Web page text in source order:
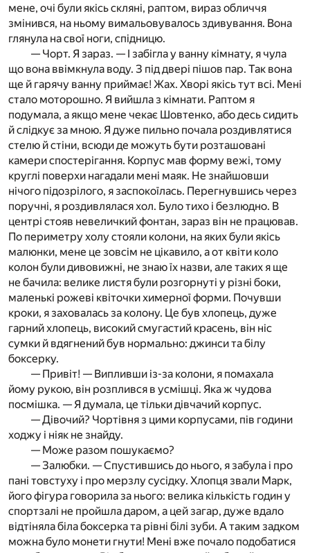
мене, очі були якісь скляні, раптом, вираз обличчя
змінився, на ньому вимальовувалось здивування. Вона
глянула на свої ноги, спідницю.
— Чорт. Я зараз. — І забігла у ванну кімнату, я чула
що вона ввімкнула воду. З під двері пішов пар. Так вона
ще й гарячу ванну приймає! Жах. Хворі якісь тут всі. Мені
стало моторошно. Я вийшла з кімнати. Раптом я
подумала, а якщо мене чекає Шовтенко, або десь сидить
й слідкує за мною. Я дуже пильно почала роздивлятися
стелю й стіни, всюди де можуть бути розташовані
камери спостерігання. Корпус мав форму вежі, тому
круглі поверхи нагадали мені маяк. Не знайшовши
нічого підозрілого, я заспокоїлась. Перегнувшись через
поручні, я роздивлялася хол. Було тихо і безлюдно. В
центрі стояв невеличкий фонтан, зараз він не працював.
По периметру холу стояли колони, на яких були якісь
малюнки, мене це зовсім не цікавило, а от квіти коло
колон були дивовижні, не знаю їх назви, але таких я ще
не бачила: велике листя були розгорнуті у різні боки,
маленькі рожеві квіточки химерної форми. Почувши
кроки, я заховалась за колону. Це був хлопець, дуже
гарний хлопець, високий смугастий красень, він ніс
сумки й вдягнений був нормально: джинси та білу
боксерку.
— Привіт! — Випливши із-за колони, я помахала
йому рукою, він розплився в усмішці. Яка ж чудова
посмішка. — Я думала, це тільки дівчачий корпус.
— Дівочий? Чортівня з цими корпусами, пів години
ходжу і ніяк не знайду.
— Може разом пошукаємо?
— Залюбки. — Спустившись до нього, я забула і про
пані товстуху і про мерзлу сусідку. Хлопця звали Марк,
його фігура говорила за нього: велика кількість годин у
спортзалі не пройшла даром, а цей загар, дуже вдало
відтіняла біла боксерка та рівні білі зуби. А таким задком
можна було монети гнути! Мені вже почало подобатися